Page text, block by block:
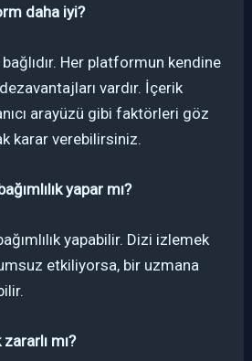
daha iyi?
Her platformun kendine
vardır. İçerik
arayüzü gibi faktörleri göz
karar verebilirsiniz.
yapar mı?
yapabilir. Dizi izlemek
etkiliyorsa, bir uzmana
mı?